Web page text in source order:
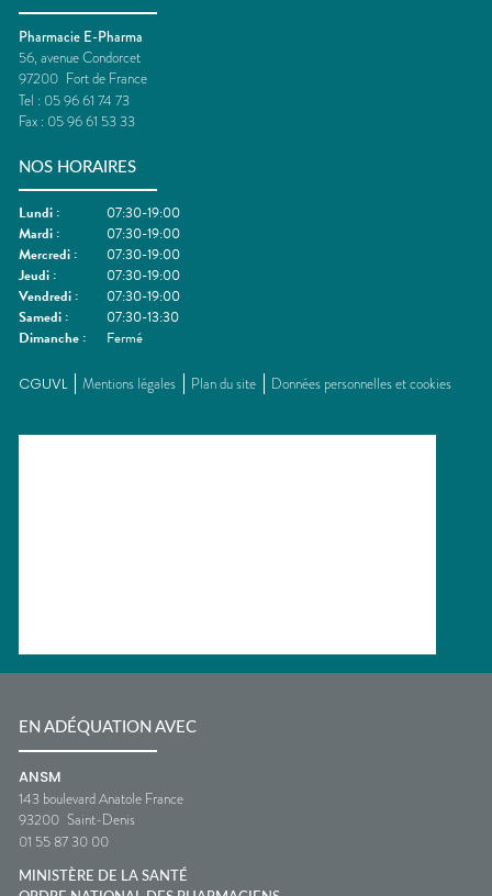
Pharmacie E-Pharma
56, avenue Condorcet
97200 Fort de France
Tel : 05 96 61 74 73
Fax : 05 96 61 53 33
NOS HORAIRES
Lundi :
07:30-19:00
Mardi :
07:30-19:00
Mercredi :
07:30-19:00
Jeudi :
07:30-19:00
Vendredi :
07:30-19:00
Samedi :
07:30-13:30
Dimanche : Fermé
CGUVL Mentions légales Plan du site Données personnelles et cookies
EN ADÉQUATION AVEC
ANSM
143 boulevard Anatole France
93200 Saint-Denis
01 55 87 30 00
MINISTÈRE DE LA SANTÉ